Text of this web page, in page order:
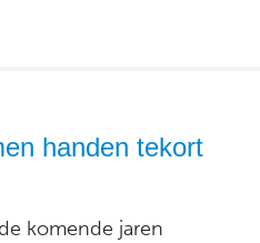
handen tekort
komende jaren